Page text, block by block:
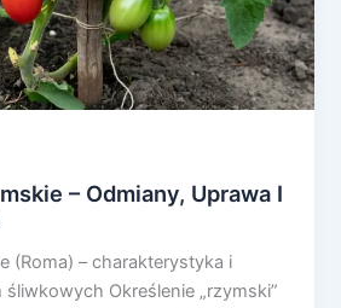
– Odmiany, Uprawa I
(Roma) – charakterystyka i
Określenie „rzymski”